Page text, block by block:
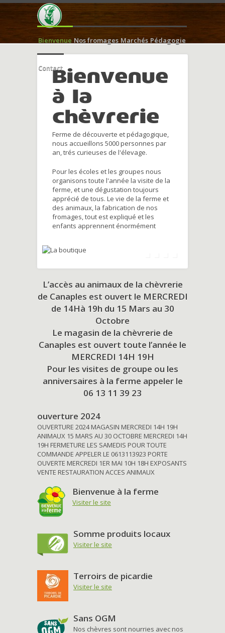
Bienvenue Nos fromages Marchés Pédagogie
ContactBienvenue
à la
chèvrerie
Ferme de découverte et pédagogique,
nous accueillons 5000 personnes par
an, trés curieuses de l'élevage.
Pour les écoles et les groupes nous
organisons toute l'année la visite de la
ferme, et une dégustation toujours
apprécié de tous. Le vie de la ferme et
des animaux, la fabrication de nos
fromages, tout est expliqué et les
enfants apprennent énormément
L’accès au animaux de la chèvrerie
de Canaples est ouvert le MERCREDI
de 14Hà 19h du 15 Mars au 30
Octobre
Le magasin de la chèvrerie de
Canaples est ouvert toute l’année le
MERCREDI 14H 19H
Pour les visites de groupe ou les
anniversaires à la ferme appeler le
06 13 11 39 23
ouverture 2024
OUVERTURE 2024 MAGASIN MERCREDI 14H 19H
ANIMAUX 15 MARS AU 30 OCTOBRE MERCREDI 14H
19H FERMETURE LES SAMEDIS POUR TOUTE
COMMANDE APPELER LE 0613113923 PORTE
OUVERTE MERCREDI 1ER MAI 10H 18H EXPOSANTS
VENTE RESTAURATION ACCES ANIMAUX
Bienvenue à la ferme
Visiter le site
Somme produits locaux
Visiter le site
Terroirs de picardie
Visiter le site
Sans OGM
Nos chèvres sont nourries avec nos